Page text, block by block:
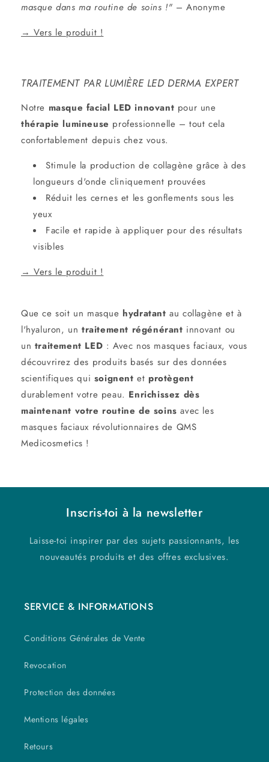
masque dans ma routine de soins !" – Anonyme
→ Vers le produit !
TRAITEMENT PAR LUMIÈRE LED DERMA EXPERT
Notre masque facial LED innovant pour une
thérapie lumineuse professionnelle – tout cela
confortablement depuis chez vous.
Stimule la production de collagène grâce à des
longueurs d'onde cliniquement prouvées
Réduit les cernes et les gonflements sous les
yeux
Facile et rapide à appliquer pour des résultats
visibles
→ Vers le produit !
Que ce soit un masque hydratant au collagène et à
l'hyaluron, un traitement régénérant innovant ou
un traitement LED : Avec nos masques faciaux, vous
découvrirez des produits basés sur des données
scientifiques qui soignent et protègent
durablement votre peau. Enrichissez dès
maintenant votre routine de soins avec les
masques faciaux révolutionnaires de QMS
Medicosmetics !
Inscris-toi à la newsletter
Laisse-toi inspirer par des sujets passionnants, les
nouveautés produits et des offres exclusives.
SERVICE & INFORMATIONS
Conditions Générales de Vente
Revocation
Protection des données
Mentions légales
Retours